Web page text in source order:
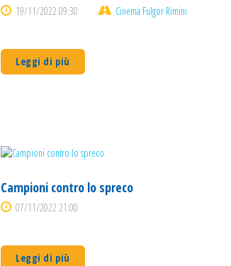
19/11/2022 09:30 Cinema Fulgor Rimini
Leggi di più
Campioni contro lo spreco
07/11/2022 21:00
Leggi di più